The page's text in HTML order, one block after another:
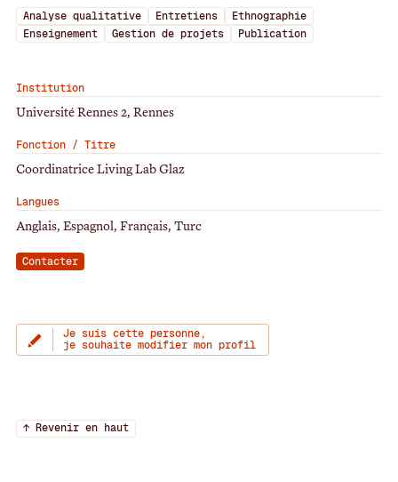
Analyse qualitative Entretiens
Ethnographie
Enseignement
Gestion de projets Publication
Institution
Université Rennes 2, Rennes
Fonction / Titre
Coordinatrice Living Lab Glaz
Langues
Anglais, Espagnol, Français, Turc
Contacter
Je suis cette personne,
je souhaite modifier mon profil
↑ Revenir en haut